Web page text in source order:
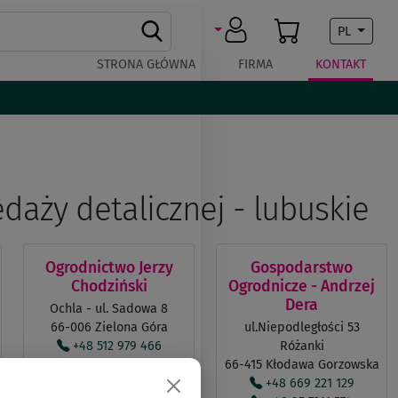
PL
STRONA GŁÓWNA FIRMA KONTAKT
detalicznej - lubuskie
Ogrodnictwo Jerzy
Chodziński
Ochla - ul. Sadowa 8
66-006 Zielona Góra
+48 512 979 466
Gospodarstwo
Ogrodnicze - Andrzej
Dera
ul.Niepodległości 53
Różanki
66-415 Kłodawa Gorzowska
+48 669 221 129